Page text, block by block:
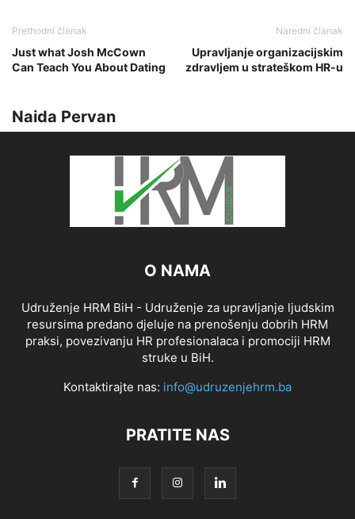
Prethodni članak
Just what Josh McCown
Can Teach You About Dating
Naredni članak
Upravljanje organizacijskim
zdravljem u strateškom HR-u
Naida Pervan
O NAMA
Udruženje HRM BiH - Udruženje za upravljanje ljudskim
resursima predano djeluje na prenošenju dobrih HRM
praksi, povezivanju HR profesionalaca i promociji HRM
struke u BiH.
Kontaktirajte nas: info@udruzenjehrm.ba
PRATITE NAS